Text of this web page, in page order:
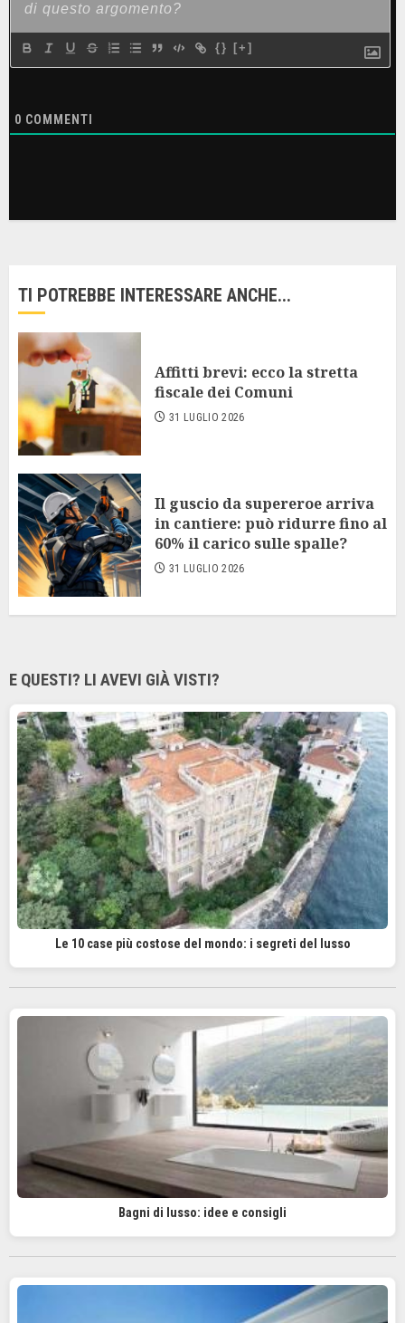
{} [+]
0 COMMENTI
TI POTREBBE INTERESSARE ANCHE...
Affitti brevi: ecco la stretta
fiscale dei Comuni
31 LUGLIO 2026
Il guscio da supereroe arriva
in cantiere: può ridurre fino al
60% il carico sulle spalle?
31 LUGLIO 2026
E QUESTI? LI AVEVI GIÀ VISTI?
Le 10 case più costose del mondo: i segreti del lusso
Bagni di lusso: idee e consigli